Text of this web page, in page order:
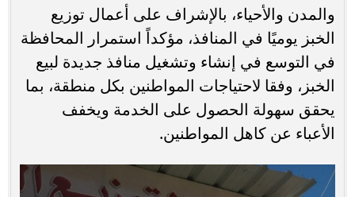
والمدن والأحياء، بالإشراف على أعمال توزيع
الخبز يوميًا في المنافذ، مؤكداً استمرار المحافظة
في التوسع في إنشاء وتشغيل منافذ جديدة لبيع
الخبز، وفقا لاحتياجات المواطنين بكل منطقة، بما
يحقق سهولة الحصول على الخدمة ويخفف
الأعباء عن كاهل المواطنين.